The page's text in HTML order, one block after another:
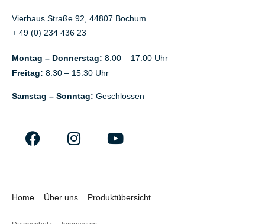
Vierhaus Straße 92, 44807 Bochum
+ 49 (0) 234 436 23
Montag – Donnerstag: 8:00 – 17:00 Uhr
Freitag: 8:30 – 15:30 Uhr
Samstag – Sonntag: Geschlossen
Home Über uns Produktübersicht